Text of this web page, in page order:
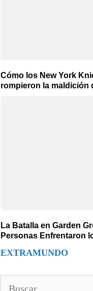
Cómo los New York
rompieron la maldición
La Batalla en Garden
Personas Enfrentaron
EXTRAMUNDO